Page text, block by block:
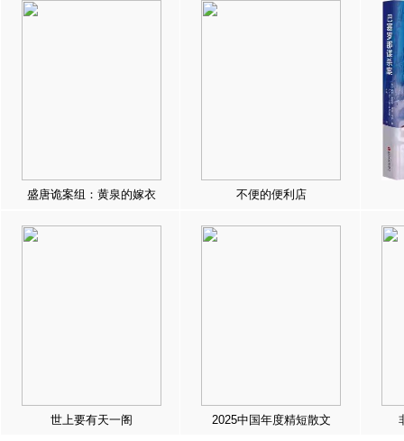
盛唐诡案组：黄泉的嫁衣 不便的便利店
世上要有天一阁 2025中国年度精短散文